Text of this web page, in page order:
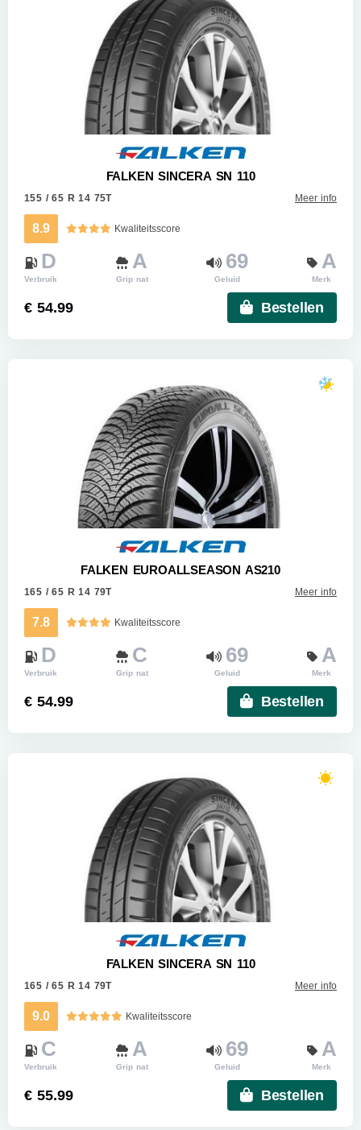
FALKEN SINCERA SN 110
155 / 65 R 14 75T Meer info
8.9 Kwaliteitsscore
D
Verbruik
A
Grip nat
69
Geluid
A
Merk
€ 54.99 Bestellen
FALKEN EUROALLSEASON AS210
165 / 65 R 14 79T Meer info
7.8 Kwaliteitsscore
D
Verbruik
C
Grip nat
69
Geluid
A
Merk
€ 54.99 Bestellen
FALKEN SINCERA SN 110
165 / 65 R 14 79T Meer info
9.0 Kwaliteitsscore
C
Verbruik
A
Grip nat
69
Geluid
A
Merk
€ 55.99 Bestellen